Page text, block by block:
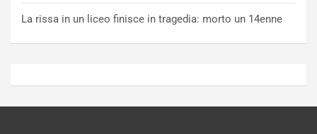
La rissa in un liceo finisce in tragedia: morto un 14enne